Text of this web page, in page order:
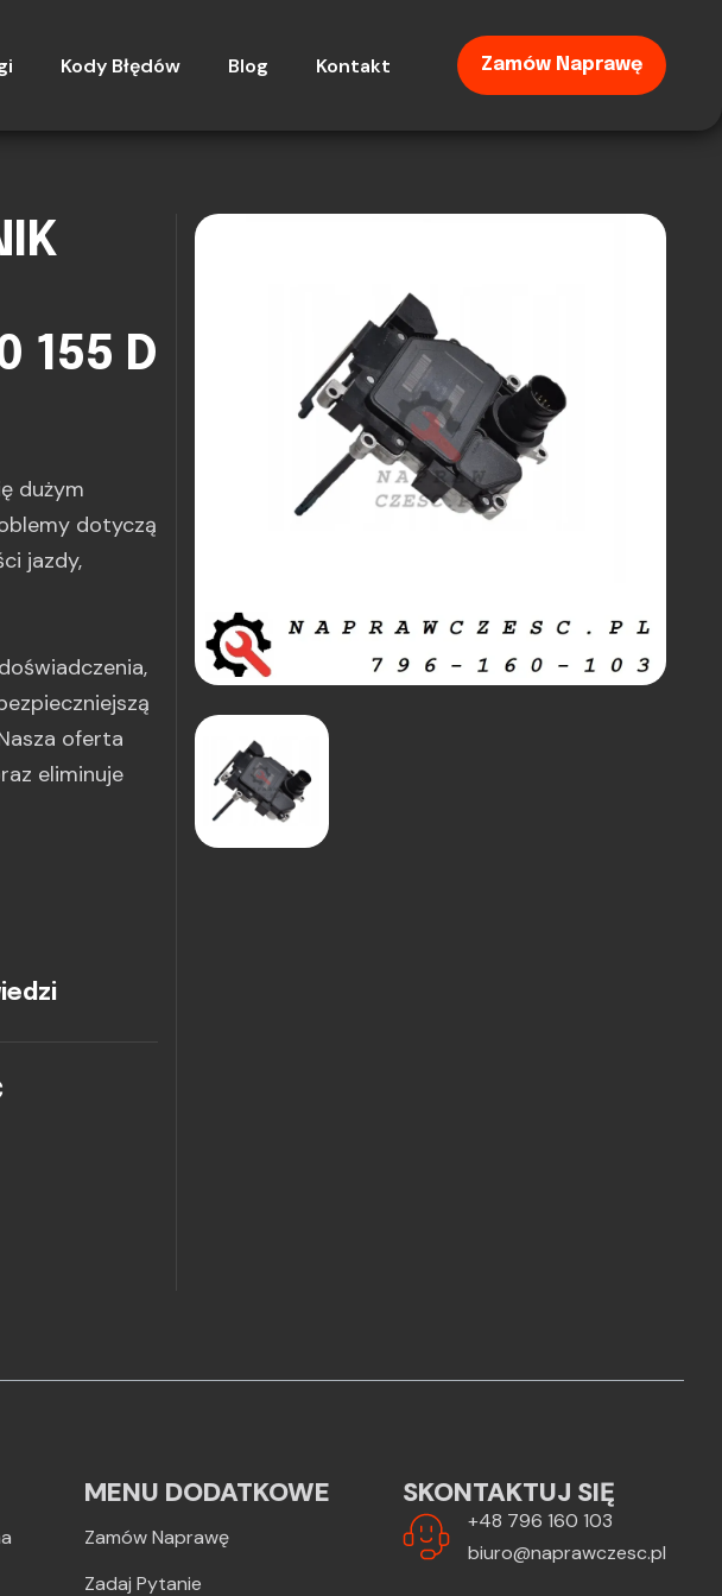
Kody Błędów Blog Kontakt Zamów Naprawę
155 D
dużym
dotyczą
jazdy,
oferta
eliminuje
MENU DODATKOWE
Zamów Naprawę
Zadaj Pytanie
SKONTAKTUJ SIĘ
+48 796 160 103
biuro@naprawczesc.pl